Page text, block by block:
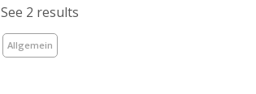
See 2 results
Allgemein